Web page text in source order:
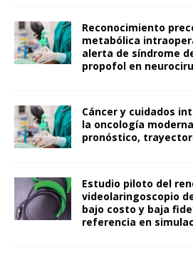
Reconocimiento
metabólica
alerta de síndrome
propofol en
Cáncer y cuidados
la oncología
pronóstico,
Estudio piloto del
videolaringoscopio
bajo costo y baja
referencia en